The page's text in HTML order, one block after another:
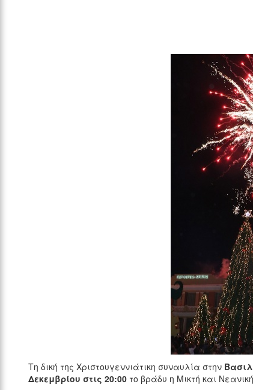
Τη δική της Χριστουγεννιάτικη συναυλία στην
Δεκεμβρίου στις 20:00το βράδυ η Μικτή και